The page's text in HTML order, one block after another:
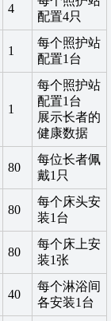
4
配置4只
1
每个照护站
配置1台
1
每个照护站
配置1台
展示长者的
健康数据
80
每位长者佩
戴1只
80
每个床头安
装1台
80
每个床上安
装1张
40
每个淋浴间
各安装1台